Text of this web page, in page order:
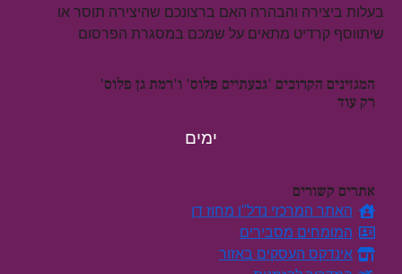
בעלות ביצירה והבהרה האם ברצונכם שהיצירה תוסר או
שיתווסף קרדיט מתאים על שמכם במסגרת הפרסום
המגזינים הקרובים 'גבעתיים פלוס' ו'רמת גן פלוס'
רק עוד
ימים
אתרים קשורים
האתר המרכזי נדל"ן מחוז דן
המומחים מסבירים
אינדקס העסקים באזור